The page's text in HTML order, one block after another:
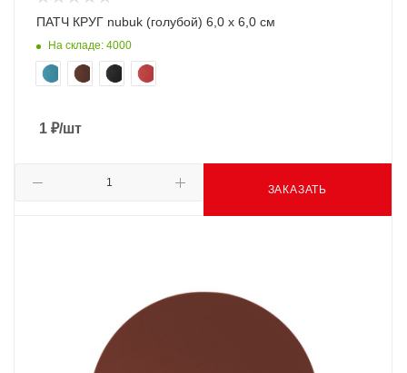
ПАТЧ КРУГ nubuk (голубой) 6,0 х 6,0 см
На складе: 4000
1 ₽/шт
ЗАКАЗАТЬ